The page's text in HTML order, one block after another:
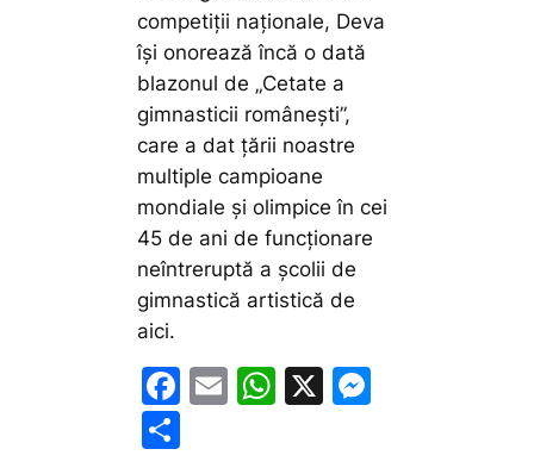
competiții naționale, Deva
își onorează încă o dată
blazonul de „Cetate a
gimnasticii românești”,
care a dat țării noastre
multiple campioane
mondiale și olimpice în cei
45 de ani de funcționare
neîntreruptă a școlii de
gimnastică artistică de
aici.
F
E
W X